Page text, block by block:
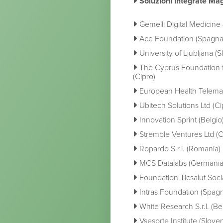
Gemelli Digital Medicine
Ace Foundation
University of Ljubljana
The Cyprus Foundation
(Cipro)
European Health
Ubitech Solutions Ltd
Innovation Sprint
Stremble Ventures Ltd
Ropardo S.r.l. (Romania)
MCS Datalabs
Foundation Ticsalut
Intras Foundation
White Research S.r.l.